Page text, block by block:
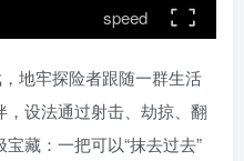
speed
地牢探险者跟随一群生活
设法通过射击、劫掠、翻
藏：一把可以“抹去过去”